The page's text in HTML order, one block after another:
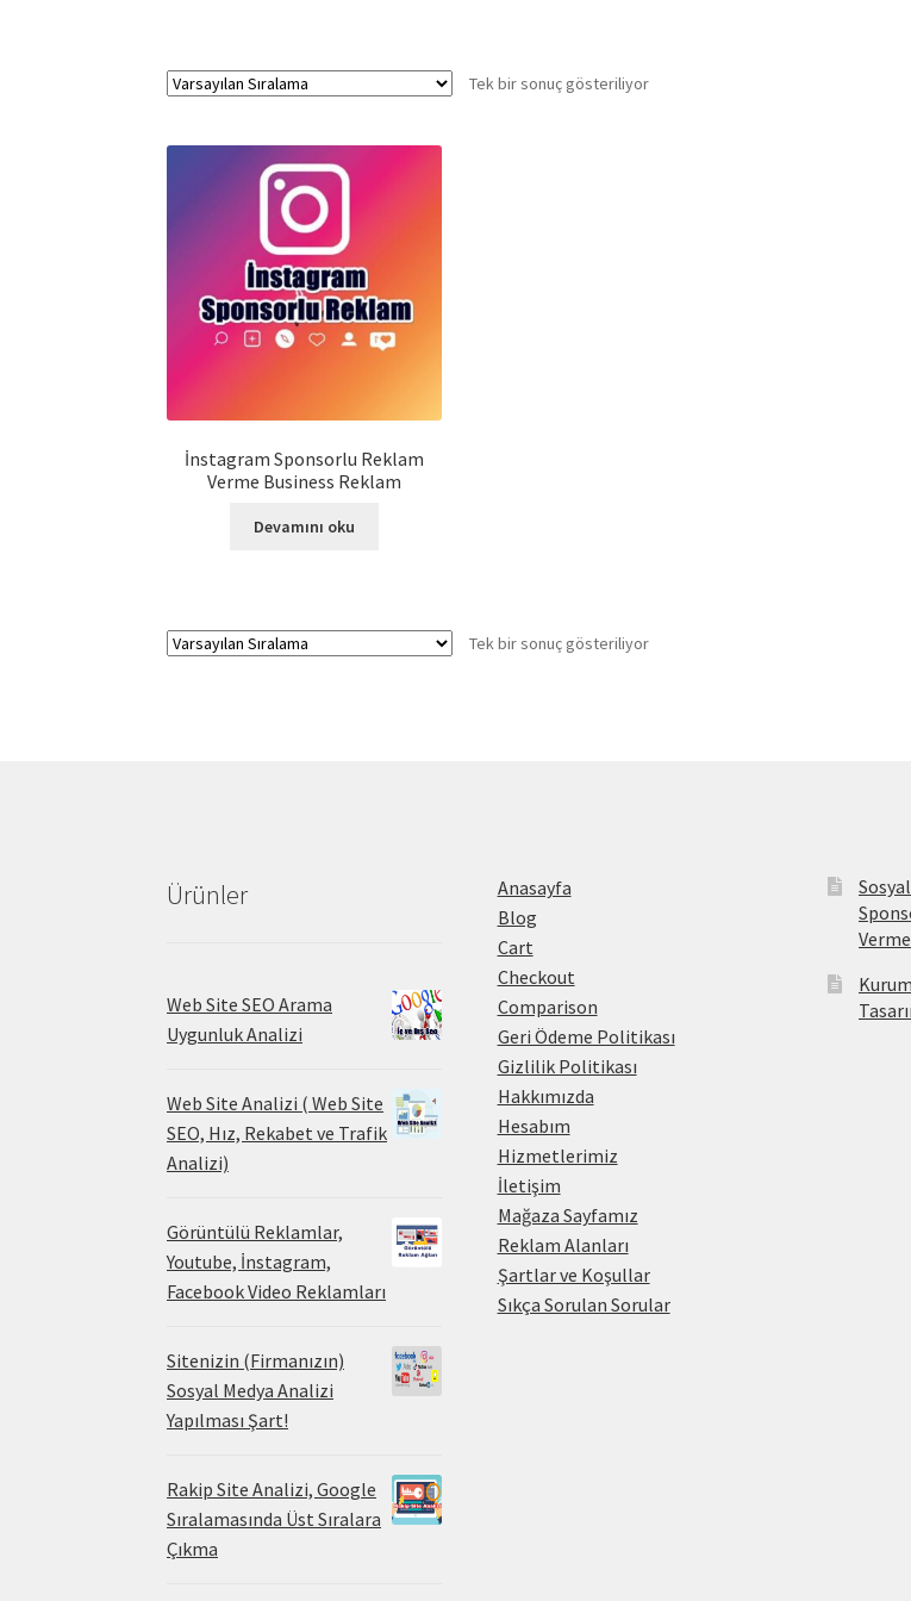
Tek bir sonuç gösteriliyor
İnstagram Sponsorlu Reklam
Verme Business Reklam
Devamını oku
Tek bir sonuç gösteriliyor
Ürünler
Web Site SEO Arama
Uygunluk Analizi
Web Site Analizi ( Web Site
SEO, Hız, Rekabet ve Trafik
Analizi)
Görüntülü Reklamlar,
Youtube, İnstagram,
Facebook Video Reklamları
Sitenizin (Firmanızın)
Sosyal Medya Analizi
Yapılması Şart!
Rakip Site Analizi, Google
Sıralamasında Üst Sıralara
Çıkma
Anasayfa
Blog
Cart
Checkout
Comparison
Geri Ödeme Politikası
Gizlilik Politikası
Hakkımızda
Hesabım
Hizmetlerimiz
İletişim
Mağaza Sayfamız
Reklam Alanları
Şartlar ve Koşullar
Sıkça Sorulan Sorular
Verme